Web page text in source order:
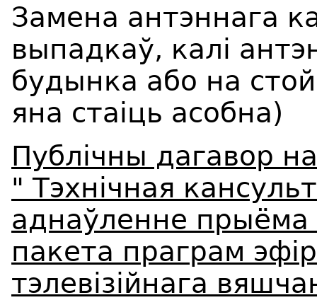
Замена антэннага
выпадкаў, калі
будынка або на
яна стаіць асобна)
Публічны дагавор
" Тэхнічная
аднаўленне прыёма
пакета праграм
тэлевізійнага